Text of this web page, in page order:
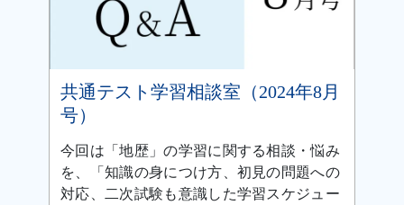
共通テスト学習相談室（2024年8月
号）
今回は「地歴」の学習に関する相談・悩み
を、「知識の身につけ方、初見の問題への
対応、二次試験も意識した学習スケジュー